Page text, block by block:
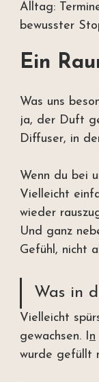
Alltag:
bewusster
Ein
Was uns
ja, der Duft
Diffuser, in
Wenn du bei
Vielleicht
wieder
Und ganz
Gefühl, nicht
Was in
Vielleicht
gewachsen. In
wurde gefüllt